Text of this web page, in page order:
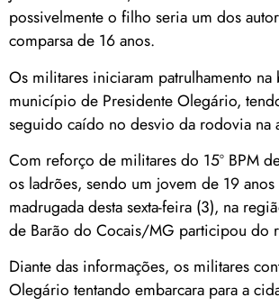
possivelmente o filho seria um dos
comparsa de 16 anos.
Os militares iniciaram patrulhamento
município de Presidente Olegário,
seguido caído no desvio da rodovia na
Com reforço de militares do 15º BPM
os ladrões, sendo um jovem de 19
madrugada desta sexta-feira (3), na
de Barão do Cocais/MG participou do
Diante das informações, os militares
Olegário tentando embarcara para a